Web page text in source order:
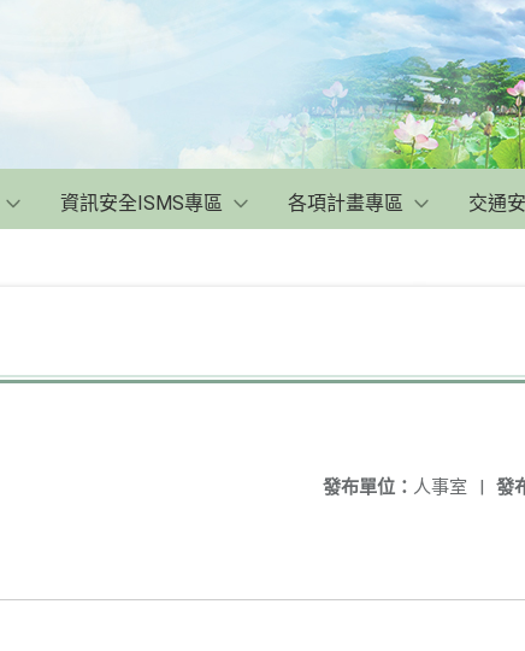
資訊安全ISMS專區 各項計畫專區 交通
發
發布單位： 人事室 |